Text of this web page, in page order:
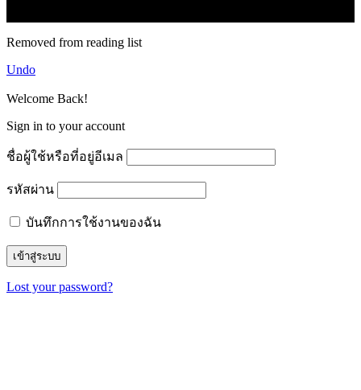
Removed from reading list
Undo
Welcome Back!
Sign in to your account
ชื่อผู้ใช้หรือที่อยู่อีเมล
รหัสผ่าน
บันทึกการใช้งานของฉัน
Lost your password?